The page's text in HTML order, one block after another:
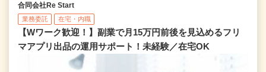
合同会社Re Start
業務委託 在宅・内職
【Wワーク歓迎！】副業で月15万円前後を見込めるフリ
マアプリ出品の運用サポート！未経験／在宅OK